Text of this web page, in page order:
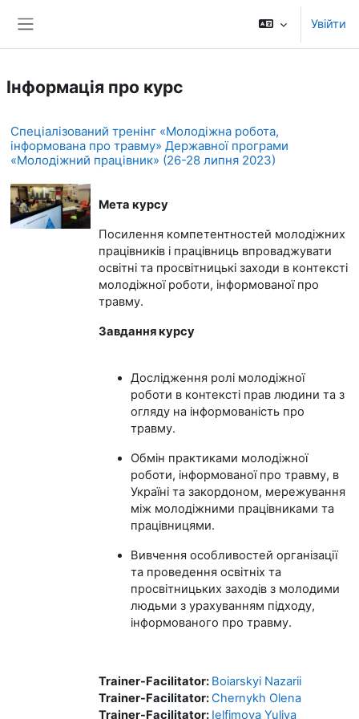
Увійти
Інформація про курс
Спеціалізований тренінг «Молодіжна робота,
інформована про травму» Державної програми
«Молодіжний працівник» (26-28 липня 2023)
Мета курсу
Посилення компетентностей молодіжних
працівників і працівниць впроваджувати
освітні та просвітницькі заходи в контексті
молодіжної роботи, інформованої про
травму.
Завдання курсу
Дослідження ролі молодіжної
роботи в контексті прав людини та з
огляду на інформованість про
травму.
Обмін практиками молодіжної
роботи, інформованої про травму, в
Україні та закордоном, мережування
між молодіжними працівниками та
працівницями.
Вивчення особливостей організації
та проведення освітніх та
просвітницьких заходів з молодими
людьми з урахуванням підходу,
інформованого про травму.
Trainer-Facilitator: Boiarskyi Nazarii
Trainer-Facilitator:Chernykh Olena
Trainer-Facilitator: Ielfimova Yuliya